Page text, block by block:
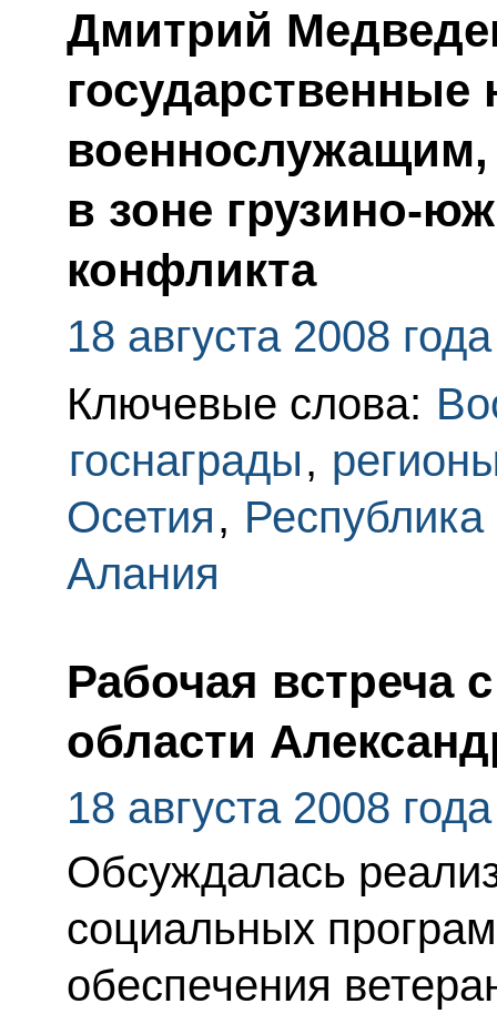
Дмитрий
в зоне грузино-
конфликта
18 августа 2008 года
Ключевые слова:
госнаграды,
Осетия,
Алания
Рабочая встреча
области
18 августа 2008 года
Обсуждалась
социальных
обеспечения